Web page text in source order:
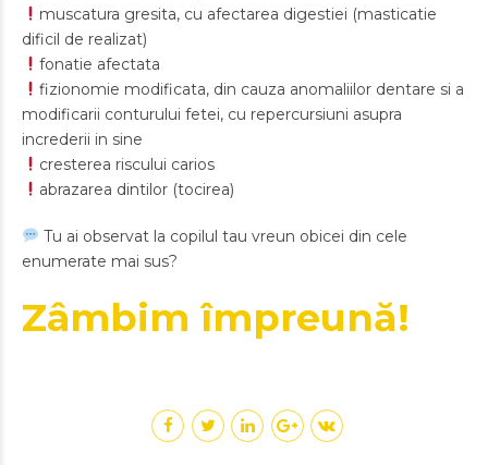
muscatura gresita, cu afectarea digestiei (masticatie
dificil de realizat)
fonatie afectata
fizionomie modificata, din cauza anomaliilor dentare si a
modificarii conturului fetei, cu repercursiuni asupra
increderii in sine
cresterea riscului carios
abrazarea dintilor (tocirea)
Tu ai observat la copilul tau vreun obicei din cele
enumerate mai sus?
Zâmbim împreună!